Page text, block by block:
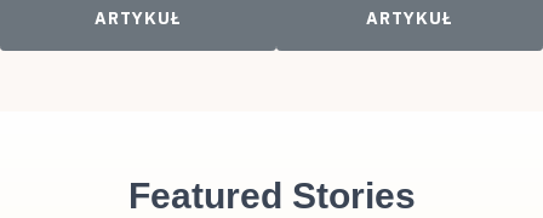
ARTYKUŁ
ARTYKUŁ
Featured Stories